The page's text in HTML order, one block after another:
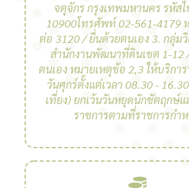
จตุจักร กรุงเทพมหานคร รหัส
10900โทรศัพท์ 02-561-4179
ต่อ 3120 / ยื่นด้วยตนเอง 3. กลุ่ม
สํานักงานพัฒนาที่ดินเขต 1-12
ตนเอง หมายเหตุข้อ 2,3 ให้บริกา
วันศุกร์ตั้งแต่เวลา 08.30 -
เที่ยง) ยกเว้นวันหยุดนักขัตฤกษ์
ราชการตามที่ราชการกํา